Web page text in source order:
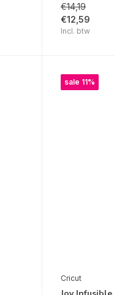
€14,19
€12,59
Incl. btw
sale 11%
Cricut